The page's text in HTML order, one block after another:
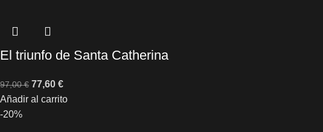
El triunfo de Santa Catherina
97,00€ 77,60 €
Añadir al carrito
-20%